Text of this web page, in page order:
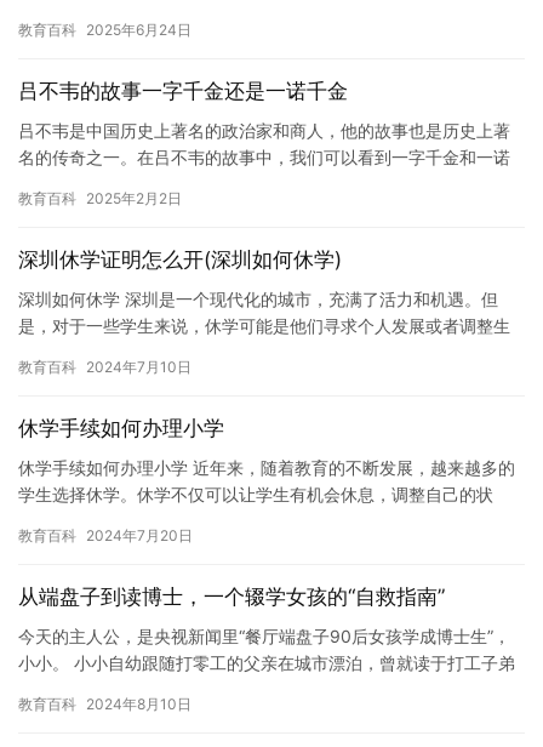
说…
教育百科 2025年6月24日
吕不韦的故事一字千金还是一诺千金
吕不韦是中国历史上著名的政治家和商人，他的故事也是历史上著
名的传奇之一。在吕不韦的故事中，我们可以看到一字千金和一诺
要的…
教育百科 2025年2月2日
深圳休学证明怎么开(深圳如何休学)
深圳如何休学 深圳是一个现代化的城市，充满了活力和机遇。但
是，对于一些学生来说，休学可能是他们寻求个人发展或者调整生
学可…
教育百科 2024年7月10日
休学手续如何办理小学
休学手续如何办理小学 近年来，随着教育的不断发展，越来越多的
学生选择休学。休学不仅可以让学生有机会休息，调整自己的状
面，我将…
教育百科 2024年7月20日
从端盘子到读博士，一个辍学女孩的“自救指南”
今天的主人公，是央视新闻里“餐厅端盘子90后女孩学成博士生”，
小小。 小小自幼跟随打零工的父亲在城市漂泊，曾就读于打工子弟
教育百科 2024年8月10日